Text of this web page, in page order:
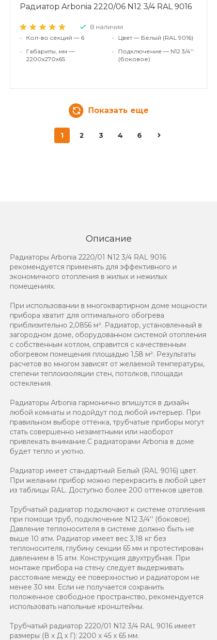
Радиатор Arbonia 2220/06 N12 3/4 RAL 9016
В наличии
•
Кол-во секций — 6
•
Габариты, мм —
2200x270x65
•
Цвет — Белый (RAL 9016)
•
Подключение — N12 3/4''
(боковое)
Показать еще
1 2 3 4 6
Описание
Радиаторы Arbonia 2220/01 N12 3/4 RAL 9016
рекомендуется применять для эффективного и
экономичного отопления в жилых и нежилых
помещениях.
При использовании в многоквартирном доме мощности
прибора хватит для оптимального обогрева
приблизительно 2,0856 м². Радиатор, установленный в
загородном доме, оборудованном системой отопления
с собственным котлом, справится с качественным
обогревом помещения площадью 1,58 м². Результаты
расчетов во многом зависят от желаемой температуры,
степени теплоизоляции стен, потолков, площади
остекления.
Радиаторы Arbonia гармонично впишутся в дизайн
любой комнаты и подойдут под любой интерьер. При
правильном выборе оттенка, трубчатые приборы могут
стать совершенно незаметными или наоборот
привлекать внимание.С радиаторами Аrbonia в доме
будет тепло и уютно.
Радиатор имеет стандартный Белый (RAL 9016) цвет.
При желании прибор можно перекрасить в любой цвет
из таблицы RAL. Доступно более 200 оттенков цветов.
Трубчатый радиатор подключают к системе отопления
при помощи труб, подключение N12 3/4'' (боковое).
Давление теплоносителя в системе должно быть не
выше 10 атм. Радиатор имеет вес 3,18 кг без
теплоносителя, глубину секции 65 мм и протестирован
давлением в 15 атм. Конструкция двухтрубная. При
монтаже прибора на стену следует выдерживать
расстояние между ее поверхностью и радиатором не
менее 30 мм. Если не получается сохранить
положенное свободное пространство, рекомендуется
использовать напольные кронштейны.
Трубчатый радиатор 2220/01 N12 3/4 RAL 9016 имеет
размеры (В x Д x Г): 2200 x 45 x 65 мм.